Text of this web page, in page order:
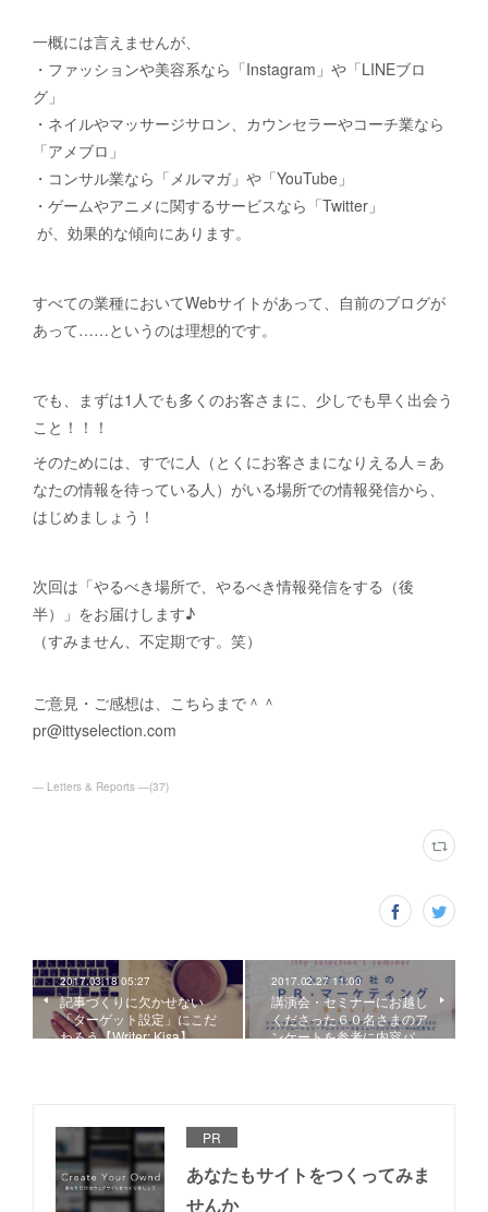
一概には言えませんが、
・ファッションや美容系なら「Instagram」や「LINEブロ
グ」
・ネイルやマッサージサロン、カウンセラーやコーチ業なら
「アメブロ」
・コンサル業なら「メルマガ」や「YouTube」
・ゲームやアニメに関するサービスなら「Twitter」
が、効果的な傾向にあります。
すべての業種においてWebサイトがあって、自前のブログが
あって……というのは理想的です。
でも、まずは1人でも多くのお客さまに、少しでも早く出会う
こと！！！
そのためには、すでに人（とくにお客さまになりえる人＝あ
なたの情報を待っている人）がいる場所での情報発信から、
はじめましょう！
次回は「やるべき場所で、やるべき情報発信をする（後
半）」をお届けします♪
（すみません、不定期です。笑）
ご意見・ご感想は、こちらまで＾＾
pr@ittyselection.com
― Letters & Reports ―(37)
2017.03.18 05:27
記事づくりに欠かせない
「ターゲット設定」にこだ
わろう【Writer: Kisa】
2017.02.27 11:00
講演会・セミナーにお越し
くださった６０名さまのア
ンケートを参考に内容パ…
PR
あなたもサイトをつくってみま
せんか